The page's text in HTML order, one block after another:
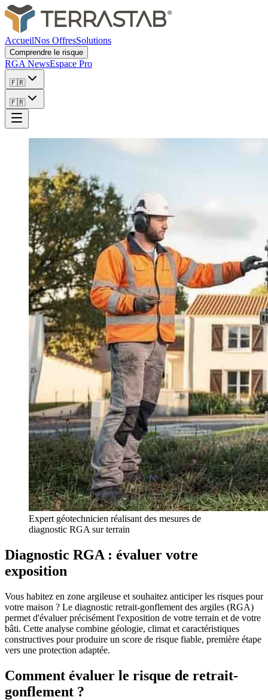
AccueilNos OffresSolutions
Comprendre le risque
RGA NewsEspace Pro
🇫🇷
🇫🇷
Expert géotechnicien réalisant des mesures de
diagnostic RGA sur terrain
Diagnostic RGA : évaluer votre
exposition
Vous habitez en zone argileuse et souhaitez anticiper les risques pour
votre maison ? Le diagnostic retrait-gonflement des argiles (RGA)
permet d'évaluer précisément l'exposition de votre terrain et de votre
bâti. Cette analyse combine géologie, climat et caractéristiques
constructives pour produire un score de risque fiable, première étape
vers une protection adaptée.
Comment évaluer le risque de retrait-
gonflement ?